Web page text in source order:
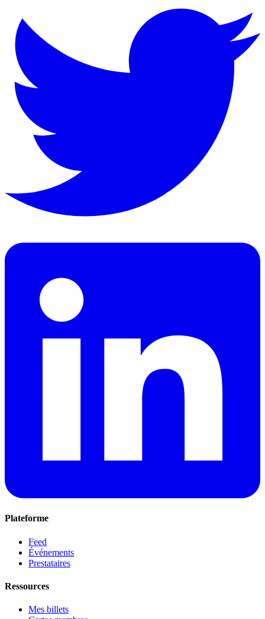
Plateforme
Feed
Événements
Prestataires
Ressources
Mes billets